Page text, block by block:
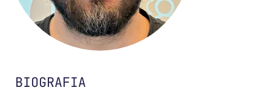
BIOGRAFIA